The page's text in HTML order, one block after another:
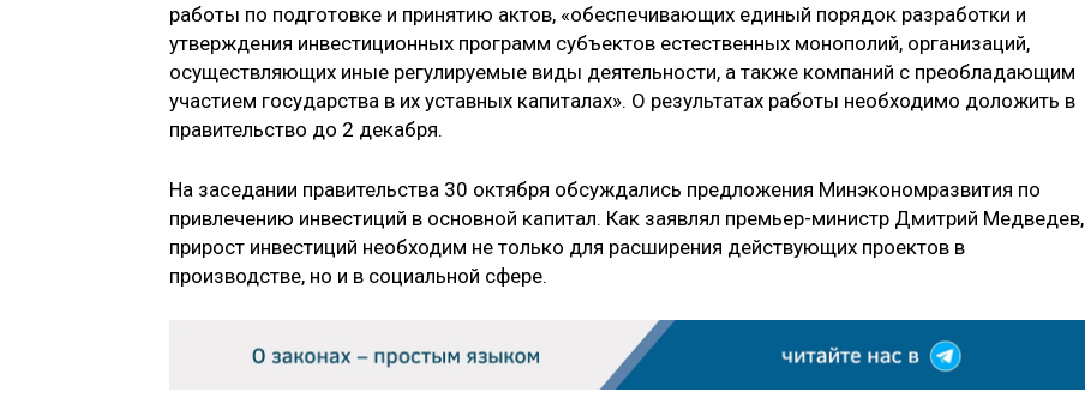
работы по подготовке и принятию актов, «обеспечивающих единый порядок разработки и
утверждения инвестиционных программ субъектов естественных монополий, организаций,
осуществляющих иные регулируемые виды деятельности, а также компаний с преобладающим
участием государства в их уставных капиталах». О результатах работы необходимо доложить в
правительство до 2 декабря.
На заседании правительства 30 октября обсуждались предложения Минэкономразвития по
привлечению инвестиций в основной капитал. Как заявлял премьер-министр Дмитрий Медведев,
прирост инвестиций необходим не только для расширения действующих проектов в
производстве, но и в социальной сфере.